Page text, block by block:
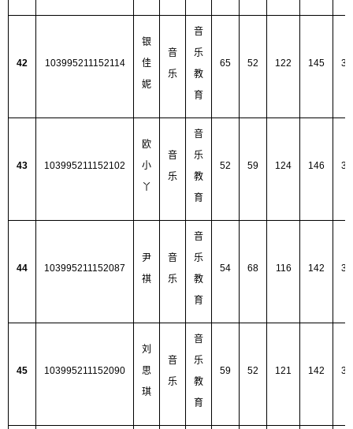
42 103995211152114
银
佳
妮
音
乐
音
乐
教
育
65 52 122 145
43 103995211152102
欧
小
丫
音
乐
音
乐
教
育
52 59 124 146
44 103995211152087
尹
祺
音
乐
音
乐
教
育
54 68 116 142
45 103995211152090
刘
思
琪
音
乐
音
乐
教
育
59 52 121 142